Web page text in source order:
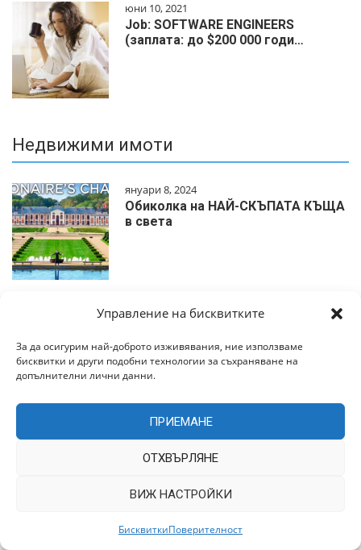
Управление на бисквитките
За да осигурим най-доброто изживявания, ние използваме
бисквитки и други подобни технологии за съхраняване на
допълнителни лични данни.
ПРИЕМАНЕ
ОТХВЪРЛЯНЕ
ВИЖ НАСТРОЙКИ
БисквиткиПоверителност
юни 10, 2021
Job: SOFTWARE ENGINEERS
(заплата: до $200 000 годи…
Недвижими имоти
януари 8, 2024
Обиколка на НАЙ-СКЪПАТА КЪЩА
в света
декември 24, 2023
HIGHEST Penthouse In…
унгарци евтино бягств…